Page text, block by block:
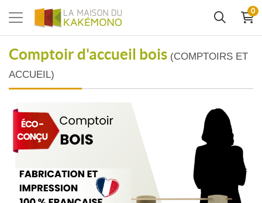
0
Comptoir d'accueil bois (COMPTOIRS ET
ACCUEIL)